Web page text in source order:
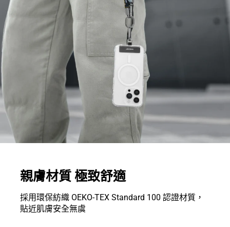
親膚材質 極致舒適
採用環保紡織 OEKO-TEX Standard 100 認證材質，
貼近肌膚安全無虞